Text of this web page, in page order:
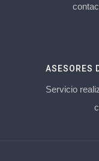
ASESORES
Servicio